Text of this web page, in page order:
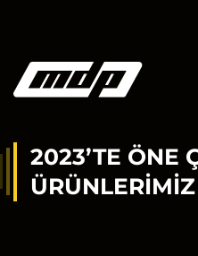
2023’TE ÖNE
ÜRÜNLERIMIZ